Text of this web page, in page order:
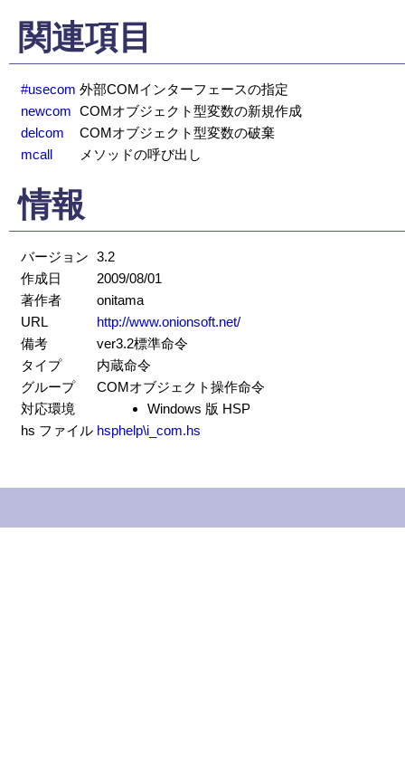
関連項目
#usecom 外部COMインターフェースの指定
newcom COMオブジェクト型変数の新規作成
delcom
COMオブジェクト型変数の破棄
mcall
メソッドの呼び出し
情報
バージョン 3.2
作成日
2009/08/01
著作者
onitama
URL
http://www.onionsoft.net/
備考
ver3.2標準命令
タイプ
内蔵命令
グループ
COMオブジェクト操作命令
対応環境
Windows 版 HSP
hs ファイル hsphelp\i_com.hs